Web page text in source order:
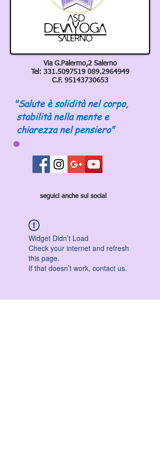
Via G.Palermo,2 Salerno
Tel: 331.5097519 089.2964949
C.F. 95143730653
"Salute è solidità nel corpo,
stabilità nella mente e
chiarezza nel pensiero"
seguici anche sui social
Widget Didn’t Load
Check your internet and refresh
this page.
If that doesn’t work, contact us.